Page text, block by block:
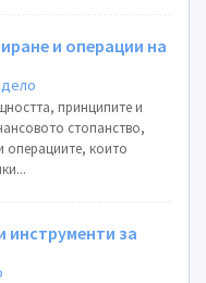
и операции на
принципите и
стопанство,
операциите, които
инструменти за